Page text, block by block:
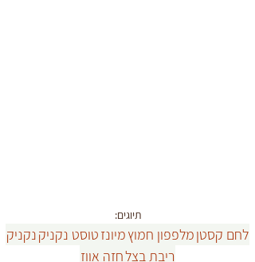
תיוגים:
לחם קסטןמלפפון חמוץמיונזטוסט נקניקנקניק
ריבת בצלחזה אווז